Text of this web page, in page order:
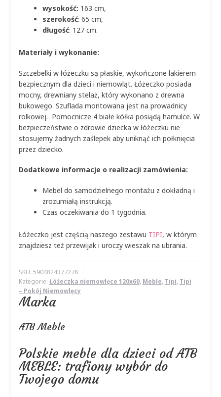
wysokość: 163 cm,
szerokość: 65 cm,
długość: 127 cm.
Materiały i wykonanie:
Szczebelki w łóżeczku są płaskie, wykończone lakierem
bezpiecznym dla dzieci i niemowląt. Łóżeczko posiada
mocny, drewniany stelaż, który wykonano z drewna
bukowego. Szuflada montowana jest na prowadnicy
rolkowej. Pomocnicze 4 białe kółka posiądą hamulce. W
bezpieczeństwie o zdrowie dziecka w łóżeczku nie
stosujemy żadnych zaślepek aby uniknąć ich połknięcia
przez dziecko.
Dodatkowe informacje o realizacji zamówienia:
Mebel do samodzielnego montażu z dokładną i
zrozumiałą instrukcją.
Czas oczekiwania do 1 tygodnia.
Łóżeczko jest częścią naszego zestawu TIPI, w którym
znajdziesz też przewijak i uroczy wieszak na ubrania.
SKU: 5904824377278
Kategorie: Łóżeczka niemowlęce 120x60, Meble, Tipi, Tipi
– Pokój Niemowlęcy
Marka
ATB Meble
Polskie meble dla dzieci od ATB
MEBLE: trafiony wybór do
Twojego domu